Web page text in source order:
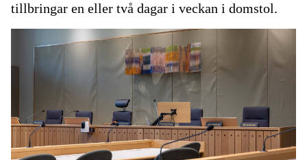
tillbringar en eller två dagar i veckan i domstol.